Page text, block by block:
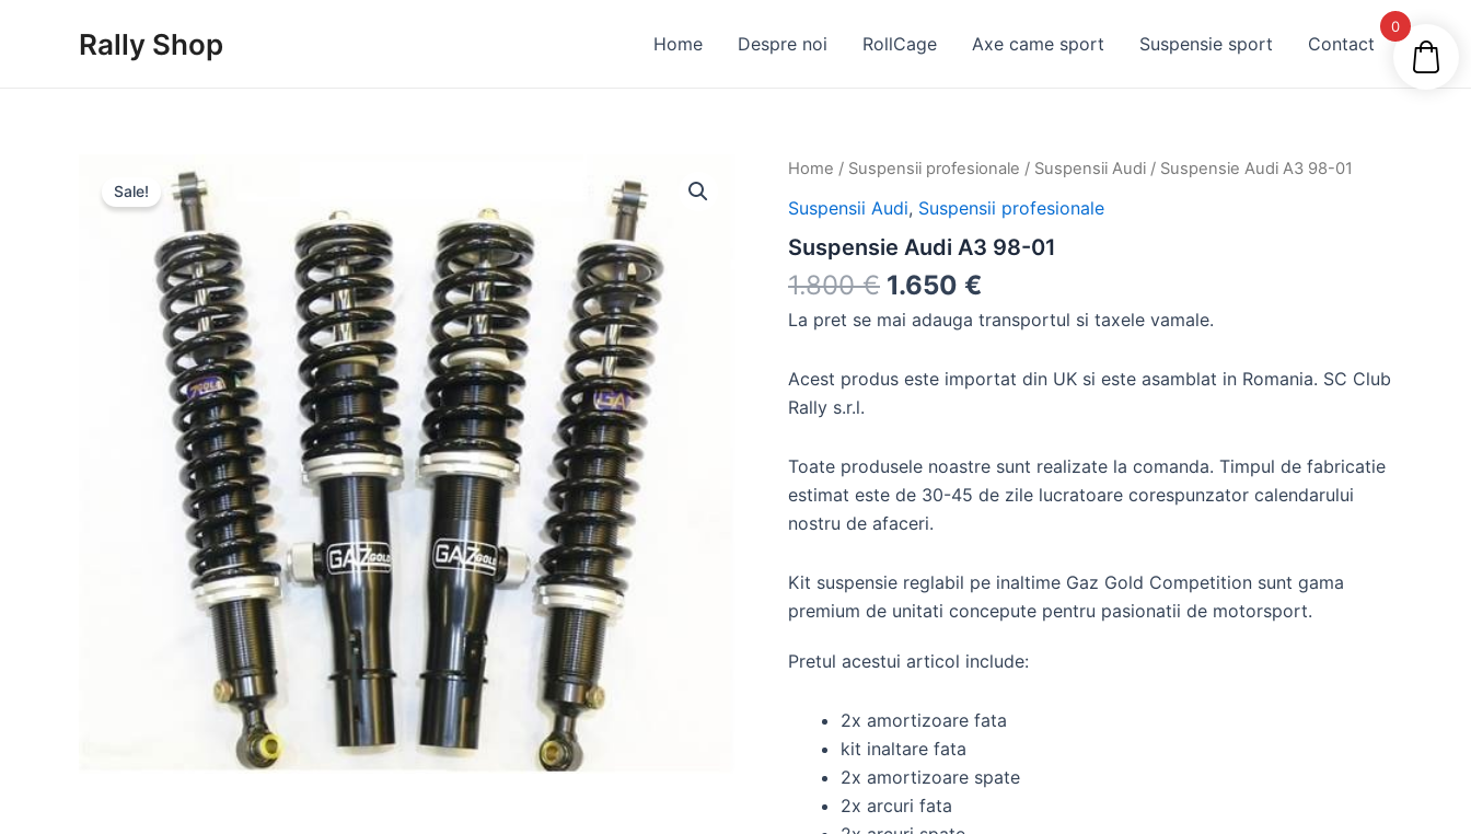
Rally Shop Home Despre noi RollCage Axe came sport Suspensie sport Contact
Sale!
Home / Suspensii profesionale / Suspensii Audi / Suspensie Audi A3 98-01
Suspensii Audi, Suspensii profesionale
Suspensie Audi A3 98-01
1.800€ 1.650 €
La pret se mai adauga transportul si taxele vamale.
Acest produs este importat din UK si este asamblat in Romania. SC Club
Rally s.r.l.
Toate produsele noastre sunt realizate la comanda. Timpul de fabricatie
estimat este de 30-45 de zile lucratoare corespunzator calendarului
nostru de afaceri.
Kit suspensie reglabil pe inaltime Gaz Gold Competition sunt gama
premium de unitati concepute pentru pasionatii de motorsport.
Pretul acestui articol include:
2x amortizoare fata
kit inaltare fata
2x amortizoare spate
2x arcuri fata
Suspensie
A3
01
quantity
0